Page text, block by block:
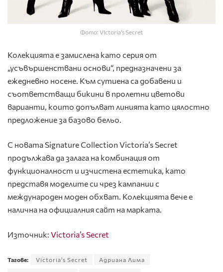
Фото: VIctoria’s Secret
Колекцията е замислена като серия от
„усъвършенствани основи“, предназначени за
ежедневно носене. Към сутиена са добавени и
съответстващи бикини в пролетни цветови
варианти, които допълват линията като цялостно
предложение за базово бельо.
С новата Signature Collection Victoria’s Secret
продължава да залага на комбинация от
функционалност и изчистена естетика, като
представя моделите си чрез кампании с
международен моден обхват. Колекцията вече е
налична на официалния сайт на марката.
Източник: Victoria’s Secret
Тагове: Victoria's Secret Адриана Лима